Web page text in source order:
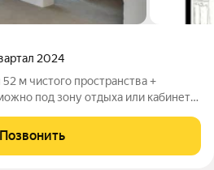
2024
под зону отдыха или кабинет).
выход. - Всё готово к
Позвонить